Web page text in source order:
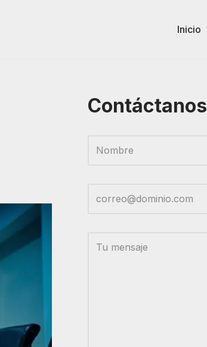
Inicio
Contáctanos